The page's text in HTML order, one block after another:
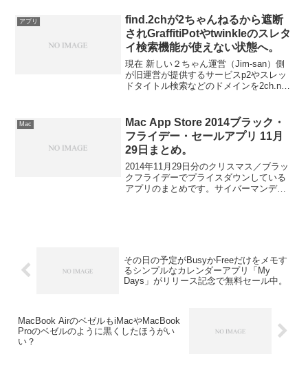
アプリ
find.2chが2ちゃんねるから遮断
されGraffitiPotやtwinkleのスレタ
イ検索機能が使えない状態へ。
現在 新しい２ちゃん運営（Jim-san）側
が旧運営が提供するサービスp2やスレッ
ドタイトル検索などのドメインを2ch.net
ちゃんねる検索が使いない状態になって
いるようです。詳細は以下から。
Mac
Mac App Store 2014ブラック・
フライデー・セールアプリ 11月
29日まとめ。
2014年11月29日分のクリスマス／ブラッ
クフライデーでプライスダウンしている
アプリのまとめです。サイバーマンデー
その日の予定がBusyかFreeだけをメモす
るシンプルなカレンダーアプリ「My
Days」がリリース記念で無料セール中。
MacBook AirのベゼルもiMacやMacBook
Proのベゼルのように黒くしたほうがい
い？